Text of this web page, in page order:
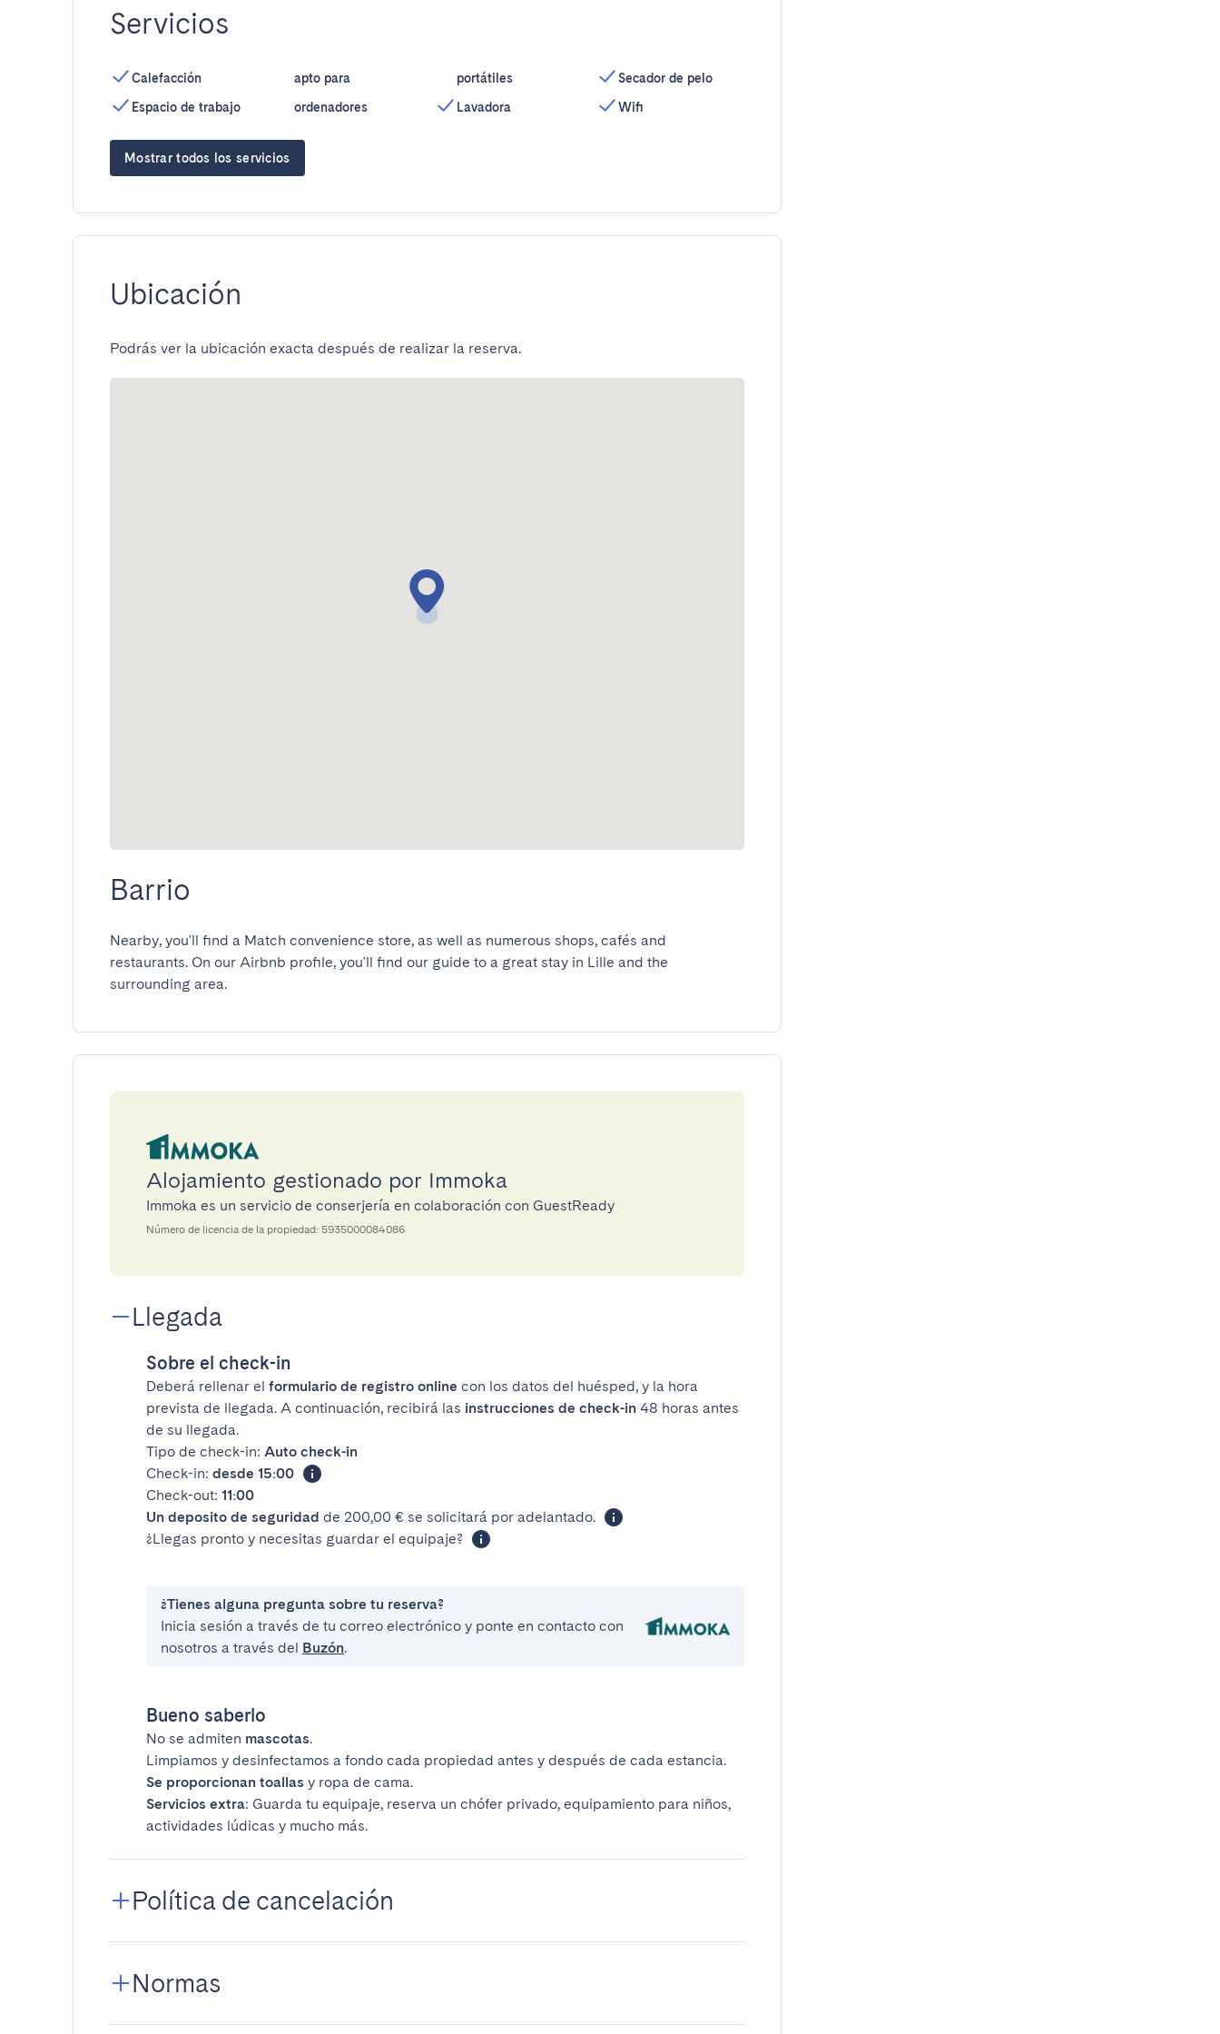
Servicios
Calefacción
Espacio de trabajo
apto para
ordenadores
portátiles
Lavadora
Secador de pelo
Wifi
Mostrar todos los servicios
Ubicación
Podrás ver la ubicación exacta después de realizar la reserva.
Barrio
Nearby, you'll find a Match convenience store, as well as numerous shops, cafés and
restaurants. On our Airbnb profile, you'll find our guide to a great stay in Lille and the
surrounding area.
Alojamiento gestionado por Immoka
Immoka es un servicio de conserjería en colaboración con GuestReady
Número de licencia de la propiedad: 5935000084086
Llegada
Sobre el check-in
Deberá rellenar el formulario de registro online con los datos del huésped, y la hora
prevista de llegada. A continuación, recibirá las instrucciones de check-in 48 horas antes
de su llegada.
Tipo de check-in: Auto check-in
Check-in: desde 15:00
Check-out: 11:00
Un deposito de seguridad de 200,00 € se solicitará por adelantado.
¿Llegas pronto y necesitas guardar el equipaje?
¿Tienes alguna pregunta sobre tu reserva?
Inicia sesión a través de tu correo electrónico y ponte en contacto con
nosotros a través del Buzón.
Bueno saberlo
No se admiten mascotas.
Limpiamos y desinfectamos a fondo cada propiedad antes y después de cada estancia.
Se proporcionan toallas y ropa de cama.
Servicios extra: Guarda tu equipaje, reserva un chófer privado, equipamiento para niños,
actividades lúdicas y mucho más.
Política de cancelación
Normas